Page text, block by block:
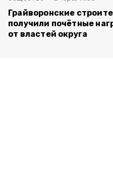
Грайворонские
получили почётные
от властей округа